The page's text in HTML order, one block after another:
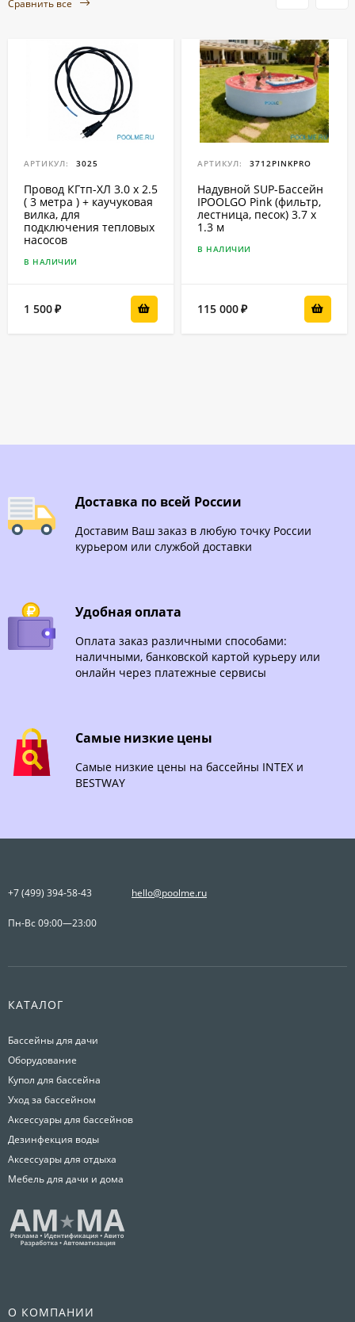
Сравнить все
АРТИКУЛ: 3025
Провод КГтп-ХЛ 3.0 x 2.5
( 3 метра ) + каучуковая
вилка, для
подключения тепловых
насосов
В НАЛИЧИИ
1 500₽
АРТИКУЛ: 3712PINKPRO
Надувной SUP-Бассейн
IPOOLGO Pink (фильтр,
лестница, песок) 3.7 x
1.3 м
В НАЛИЧИИ
115 000₽
Доставка по всей России
Доставим Ваш заказ в любую точку России
курьером или службой доставки
Удобная оплата
Оплата заказ различными способами:
наличными, банковской картой курьеру или
онлайн через платежные сервисы
Самые низкие цены
Самые низкие цены на бассейны INTEX и
BESTWAY
+7 (499) 394-58-43 hello@poolme.ru
Пн-Вс 09:00—23:00
КАТАЛОГ
Бассейны для дачи
Оборудование
Купол для бассейна
Уход за бассейном
Аксессуары для бассейнов
Дезинфекция воды
Аксессуары для отдыха
Мебель для дачи и дома
О КОМПАНИИ